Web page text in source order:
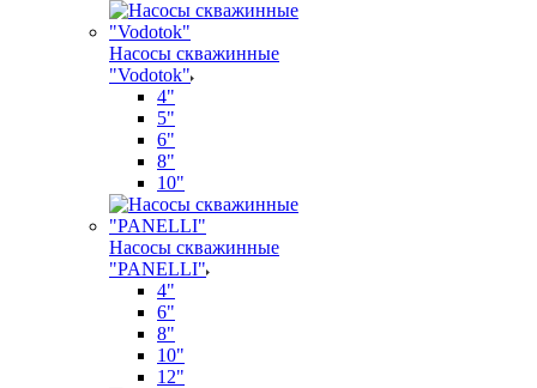
Насосы скважинные
"Vodotok"
4"
5"
6"
8"
10"
Насосы скважинные
"PANELLI"
4"
6"
8"
10"
12"